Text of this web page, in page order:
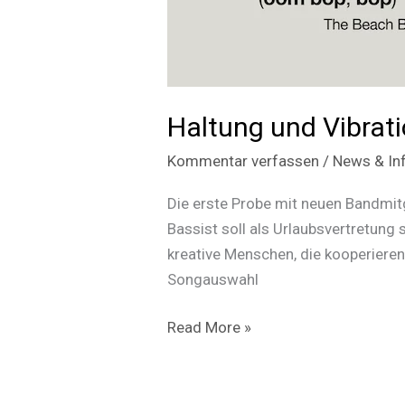
Haltung und
Kommentar verfassen / News &
Die erste Probe mit neuen
Bassist soll als Urlaubsvertretung
kreative Menschen, die
Songauswahl
Haltung
Read More »